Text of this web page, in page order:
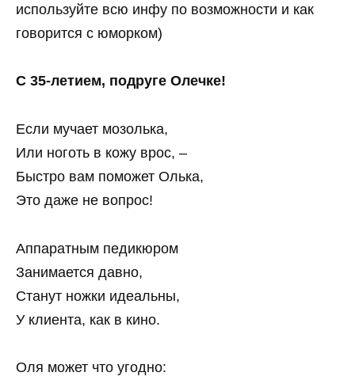
используйте всю инфу по возможности и как
говорится с юморком)
С 35-летием, подруге Олечке!
Если мучает мозолька,
Или ноготь в кожу врос, –
Быстро вам поможет Олька,
Это даже не вопрос!
Аппаратным педикюром
Занимается давно,
Станут ножки идеальны,
У клиента, как в кино.
Оля может что угодно: